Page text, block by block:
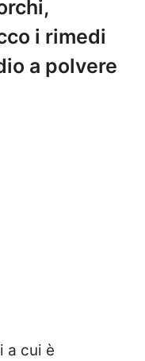
i rimedi
a polvere
a cui è